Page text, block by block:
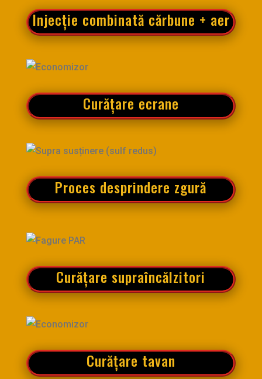
Injecție combinată cărbune + aer
Curățare ecrane
Proces desprindere zgură
Curățare supraîncălzitori
Curățare tavan